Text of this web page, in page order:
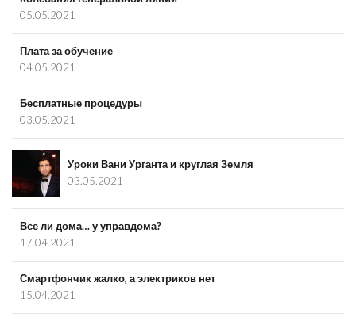
05.05.2021
Плата за обучение
04.05.2021
Бесплатные процедуры
03.05.2021
Уроки Вани Урганта и круглая Земля
03.05.2021
Все ли дома… у управдома?
17.04.2021
Смартфончик жалко, а электриков нет
15.04.2021